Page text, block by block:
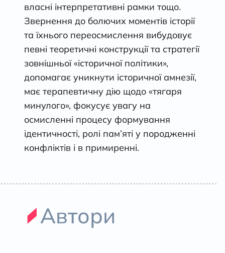
власні інтерпретативні рамки тощо.
Звернення до болючих моментів історії
та їхнього переосмислення вибудовує
певні теоретичні конструкції та стратегії
зовнішньої «історичної політики»,
допомагає уникнути історичної амнезії,
має терапевтичну дію щодо «тягаря
минулого», фокусує увагу на
осмисленні процесу формування
ідентичності, ролі пам’яті у породженні
конфліктів і в примиренні.
Автори